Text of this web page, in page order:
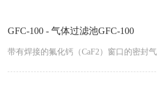
GFC-100 - 气体过滤池GFC-100
带有焊接的氟化钙（CaF2）窗口的密封